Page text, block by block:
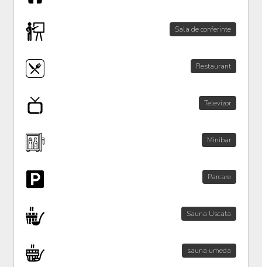
Sala de conferinte
Restaurant
Televizor
Minibar
Parcare
Sauna Uscata
sauna umeda